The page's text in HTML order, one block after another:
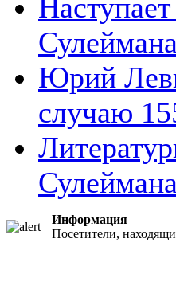
Юрий
случаю
Информация
Посетители,